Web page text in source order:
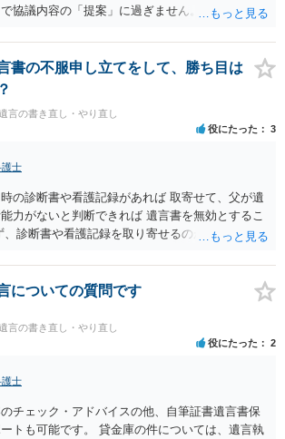
協議内容の「提案」に過ぎません。 納得がいか
場合、成立させたい相続人が、家庭裁判所に遺
なければなりません。 なお、弁護士の送付状
分の（本件であれば４通の）「遺産分割協議
、１通だけの作成にとどめる理由が書かれてい
書の不服申し立てをして、勝ち目は
言の書き直し・やり直し
役にたった 3
護士
の診断書や看護記録があれば 取寄せて、父が遺
力がないと判断できれば 遺言書を無効とするこ
、診断書や看護記録を取り寄せるのが重要となり
についての質問です
言の書き直し・やり直し
役にたった 2
護士
チェック・アドバイスの他、自筆証書遺言書保
トも可能です。 貸金庫の件については、遺言執